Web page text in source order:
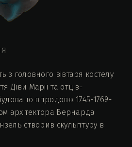
з головного вівтаря костелу
Діви Марії та отців-
впродовж 1745-1769-
архітектора Бернарда
створив скульптуру в